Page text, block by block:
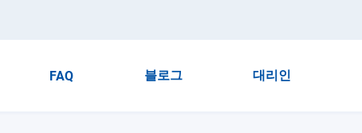
FAQ 블로그 대리인